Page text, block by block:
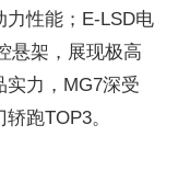
力性能；E-LSD电
悬架，展现极高
实力，MG7深受
跑TOP3。